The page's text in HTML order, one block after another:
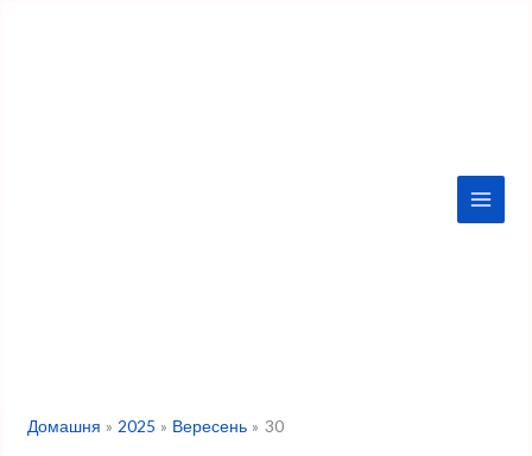
Домашня 2025 Вересень 30